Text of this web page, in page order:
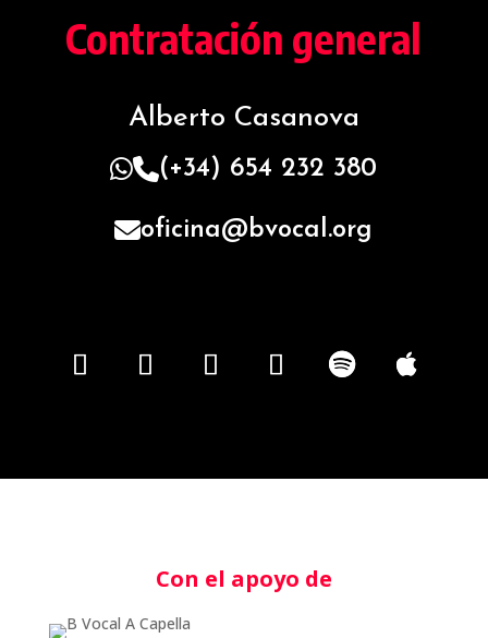
Contratación general
Alberto Casanova
(+34) 654 232 380
oficina@bvocal.org
Con el apoyo de